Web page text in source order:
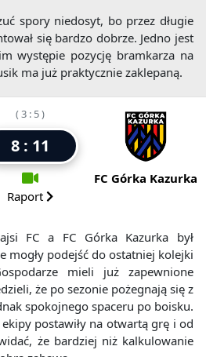
spory niedosyt, bo przez długie
się bardzo dobrze. Jedno jest
występie pozycję bramkarza na
ma już praktycznie zaklepaną.
( 3 : 5 )
8 : 11
Raport
FC Górka Kazurka
FC a FC Górka Kazurka był
mogły podejść do ostatniej kolejki
mieli już zapewnione
że po sezonie pożegnają się z
spokojnego spaceru po boisku.
postawiły na otwartą grę i od
że bardziej niż kalkulowanie